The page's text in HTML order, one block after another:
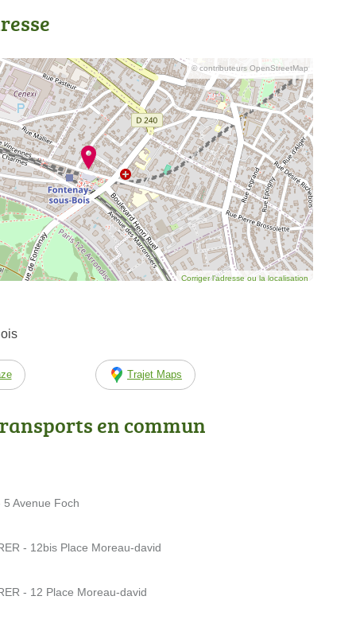
© contributeurs OpenStreetMap
Corriger l’adresse ou la localisation
Trajet Maps
en commun
Avenue Foch
- 12bis Place Moreau-david
- 12 Place Moreau-david